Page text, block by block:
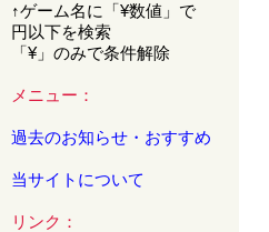
↑ゲーム名に「¥数値」で
円以下を検索
「¥」のみで条件解除
メニュー：
過去のお知らせ・おすすめ
当サイトについて
リンク：